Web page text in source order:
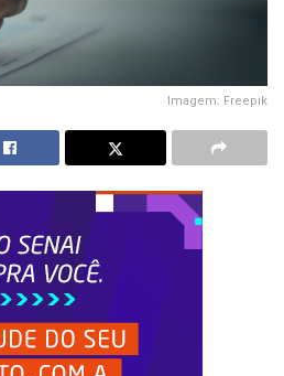
Imagem: Freepik